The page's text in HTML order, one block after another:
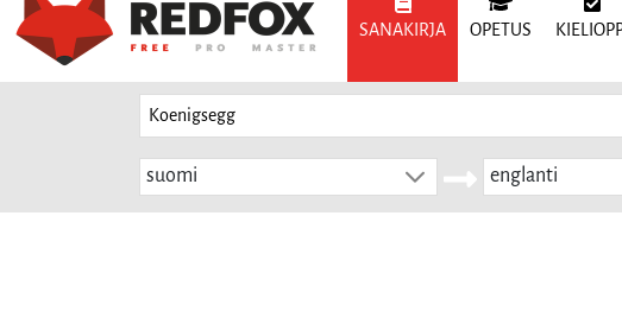
SANAKIRJA OPETUS
suomi englanti